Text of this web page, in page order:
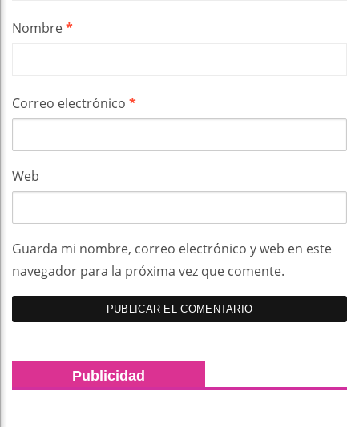
Nombre*
Correo electrónico *
Web
Guarda mi nombre, correo electrónico y web en este
navegador para la próxima vez que comente.
Publicidad